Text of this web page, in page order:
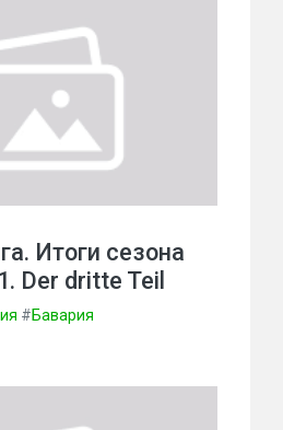
Итоги сезона
Der dritte Teil
#Бавария